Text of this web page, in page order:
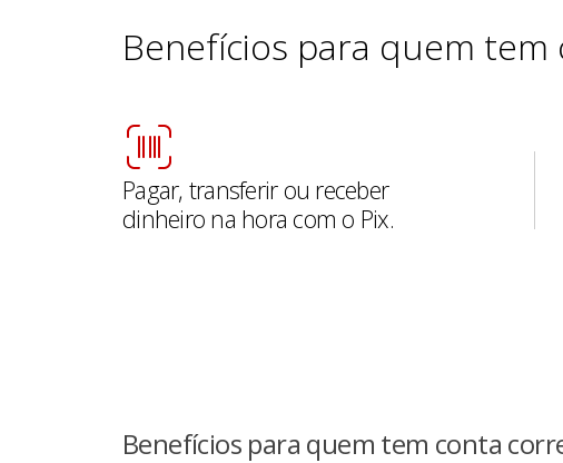
Benefícios para quem tem
Pagar, transferir ou receber
dinheiro na hora com o Pix.
Benefícios para quem tem conta